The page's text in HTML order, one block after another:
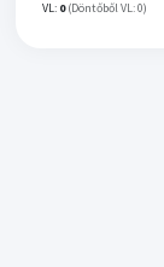
VL: 0 (Döntőből VL: 0)